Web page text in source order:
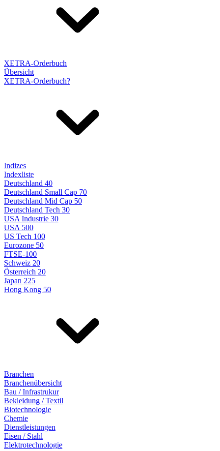
XETRA-Orderbuch
Übersicht
XETRA-Orderbuch?
Indizes
Indexliste
Deutschland 40
Deutschland Small Cap 70
Deutschland Mid Cap 50
Deutschland Tech 30
USA Industrie 30
USA 500
US Tech 100
Eurozone 50
FTSE-100
Schweiz 20
Österreich 20
Japan 225
Hong Kong 50
Branchen
Branchenübersicht
Bau / Infrastrukur
Bekleidung / Textil
Biotechnologie
Chemie
Dienstleistungen
Eisen / Stahl
Elektrotechnologie